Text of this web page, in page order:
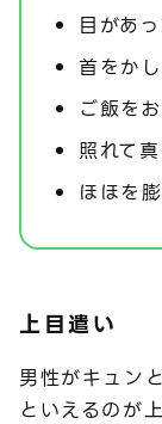
目があ
首をか
ご飯を
照れて
ほほを
上目遣い
男性がキュン
といえるのが